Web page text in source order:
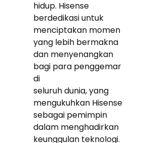
hidup. Hisense
berdedikasi untuk
menciptakan momen
yang lebih bermakna
dan menyenangkan
bagi para penggemar
di
seluruh dunia, yang
mengukuhkan Hisense
sebagai pemimpin
dalam menghadirkan
keunggulan teknologi.